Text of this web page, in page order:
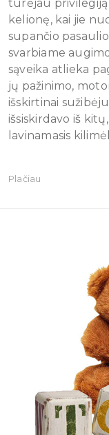
turėjau
kelionę, kai jie
supančio
svarbiame
sąveika atlieka
jų pažinimo,
išskirtinai
išsiskirdavo iš
lavinamasis
Plačiau